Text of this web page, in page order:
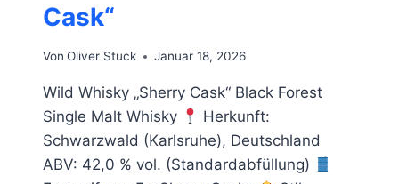
Cask“
Von Oliver Stuck Januar 18, 2026
Wild Whisky „Sherry Cask“ Black Forest
Single Malt Whisky
Herkunft:
Schwarzwald (Karlsruhe), Deutschland
ABV: 42,0 % vol. (Standardabfüllung)